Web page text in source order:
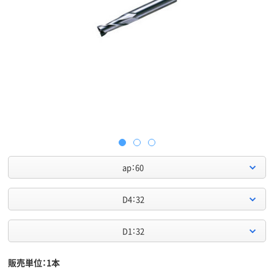
ap：60
D4：32
D1：32
販売単位：1本